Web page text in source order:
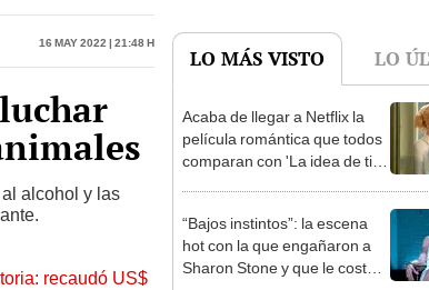
16 May 2022 | 21:48 h
alcohol y las
recaudó US$
LO MÁS VISTO LO
Acaba de llegar a Netflix la
película romántica que todos
comparan con 'La idea de ti'
“Bajos instintos”: la escena
hot con la que engañaron a
Sharon Stone y que le costó